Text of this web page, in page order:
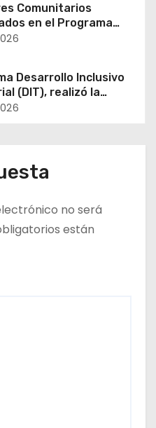
Comunitarios
en el Programa
Desarrollo Inclusivo
(DIT), realizó la
Cajas de Regulación
no será
están